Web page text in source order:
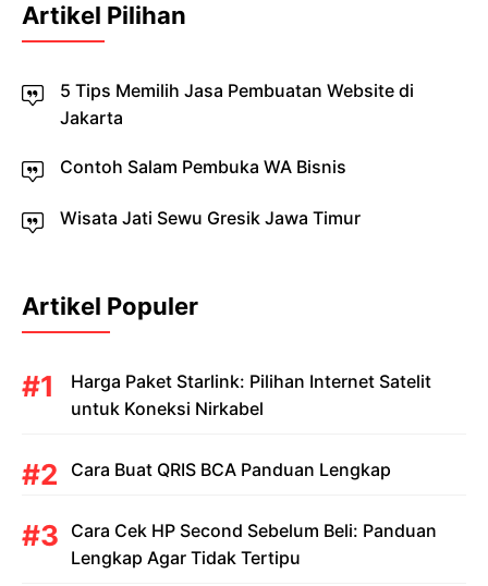
Artikel Pilihan
5 Tips Memilih Jasa Pembuatan Website di
Jakarta
Contoh Salam Pembuka WA Bisnis
Wisata Jati Sewu Gresik Jawa Timur
Artikel Populer
Harga Paket Starlink: Pilihan Internet Satelit
untuk Koneksi Nirkabel
Cara Buat QRIS BCA Panduan Lengkap
Cara Cek HP Second Sebelum Beli: Panduan
Lengkap Agar Tidak Tertipu